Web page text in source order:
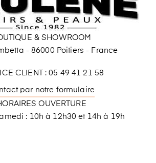
& SHOWROOM
- 86000 Poitiers - France
CLIENT : 05 49 41 21 58
par notre formulaire
OUVERTURE
: 10h à 12h30 et 14h à 19h